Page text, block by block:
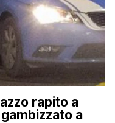
rapito a
a